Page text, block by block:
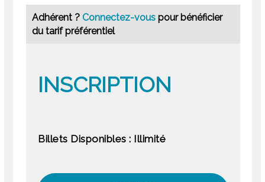
Adhérent ?Connectez-vouspour bénéficier
du tarif préférentiel
INSCRIPTION
Billets Disponibles : Illimité